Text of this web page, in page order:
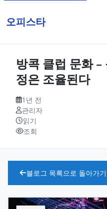
오피스타
방콕 클럽 문화
정은 조율된다
1년 전
관리자
읽기
조회
블로그 목록으로 돌아가기